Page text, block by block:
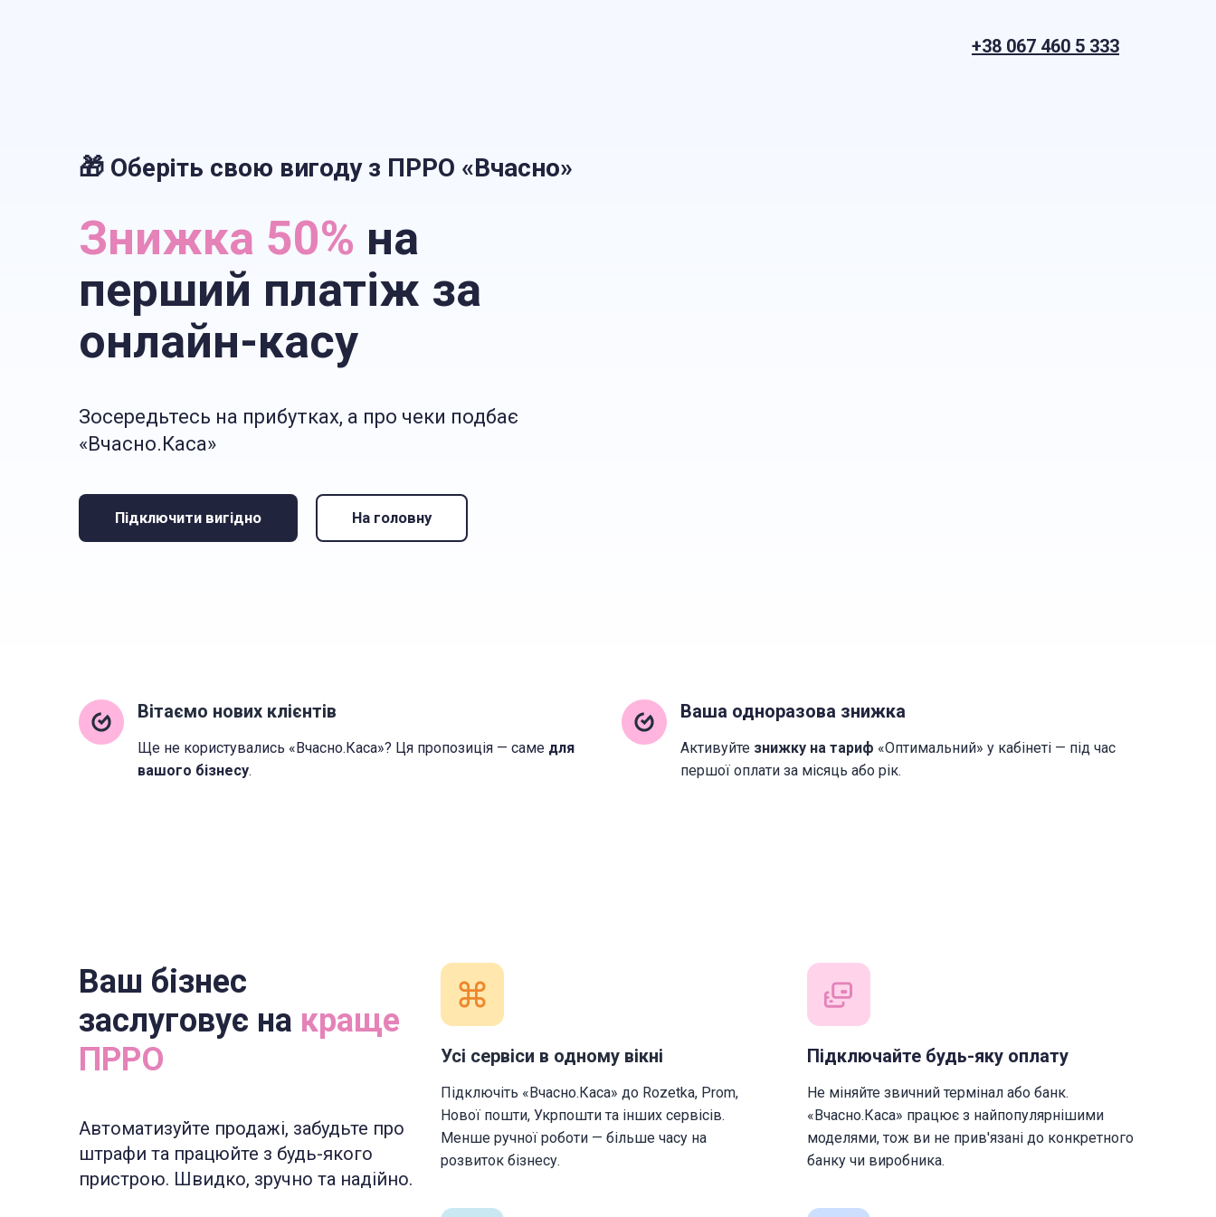
+38 067 460 5 333
🎁 Оберіть свою вигоду з ПРРО «Вчасно»
Знижка 50% на
перший платіж за
онлайн-касу
Зосередьтесь на прибутках, а про чеки подбає
«Вчасно.Каса»
Підключити вигідно На головну
Вітаємо нових клієнтів
Ще не користувались «Вчасно.Каса»? Ця пропозиція — саме для
вашого бізнесу.
Ваша одноразова знижка
Активуйте знижку на тариф «Оптимальний» у кабінеті — під час
першої оплати за місяць або рік.
Ваш бізнес
заслуговує на краще
ПРРО
Автоматизуйте продажі, забудьте про
штрафи та працюйте з будь-якого
пристрою. Швидко, зручно та надійно.
Усі сервіси в одному вікні
Підключіть «Вчасно.Каса» до Rozetka, Prom,
Нової пошти, Укрпошти та інших сервісів.
Менше ручної роботи — більше часу на
розвиток бізнесу.
Підключайте будь-яку оплату
Не міняйте звичний термінал або банк.
«Вчасно.Каса» працює з найпопулярнішими
моделями, тож ви не прив'язані до конкретного
банку чи виробника.